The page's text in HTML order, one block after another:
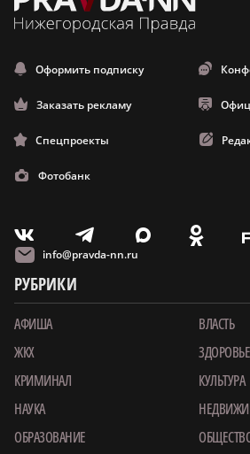
Оформить подписку
Заказать рекламу
Спецпроекты
Фотобанк
V T X O
info@pravda-nn.ru
РУБРИКИ
АФИША
ВЛАСТЬ
ЖКХ
ЗДОРОВЬЕ
КРИМИНАЛ
КУЛЬТУРА
НАУКА
ОБРАЗОВАНИЕ